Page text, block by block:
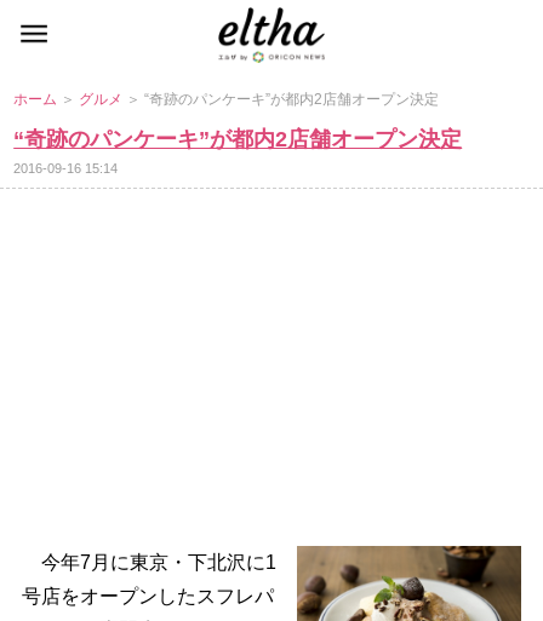
ホーム ＞ グルメ ＞ “奇跡のパンケーキ”が都内2店舗オープン決定
“奇跡のパンケーキ”が都内2店舗オープン決定
2016-09-16 15:14
今年7月に東京・下北沢に1
号店をオープンしたスフレパ